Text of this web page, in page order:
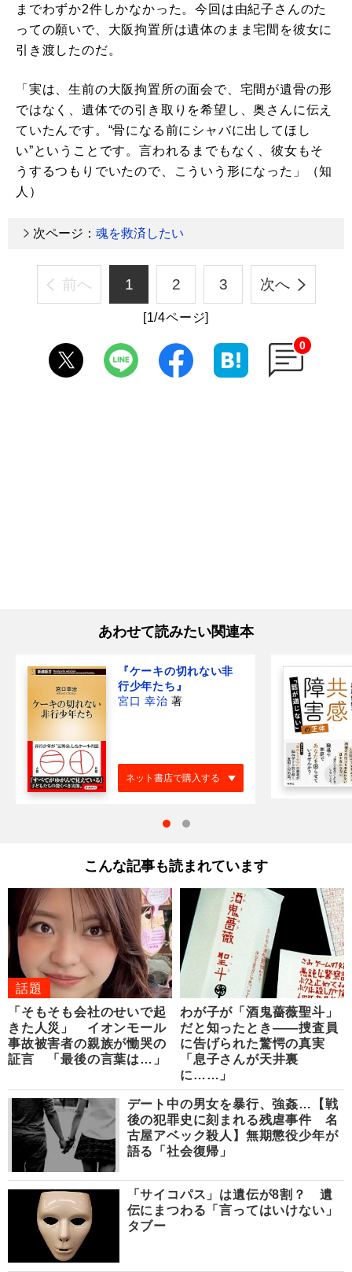
までわずか2件しかなかった。今回は由紀子さんのた
っての願いで、大阪拘置所は遺体のまま宅間を彼女に
引き渡したのだ。
「実は、生前の大阪拘置所の面会で、宅間が遺骨の形
ではなく、遺体での引き取りを希望し、奥さんに伝え
ていたんです。“骨になる前にシャバに出してほし
い”ということです。言われるまでもなく、彼女もそ
うするつもりでいたので、こういう形になった」（知
人）
次ページ： 魂を救済したい
前へ 1 2 3 次へ
[1/4ページ]
0
あわせて読みたい関連本
『ケーキの切れない非
行少年たち』
宮口 幸治 著
ネット書店で購入する
こんな記事も読まれています
話題
「そもそも会社のせいで起
きた人災」 イオンモール
事故被害者の親族が慟哭の
証言 「最後の言葉は…」
わが子が「酒鬼薔薇聖斗」
だと知ったとき――捜査員
に告げられた驚愕の真実
「息子さんが天井裏
に……」
デート中の男女を暴行、強姦…【戦
後の犯罪史に刻まれる残虐事件 名
古屋アベック殺人】無期懲役少年が
語る「社会復帰」
「サイコパス」は遺伝が8割？ 遺
伝にまつわる「言ってはいけない」
タブー